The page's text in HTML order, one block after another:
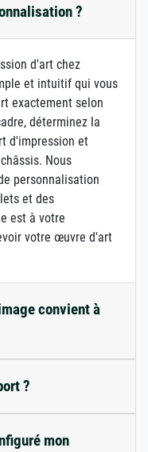
?
d'art chez
et intuitif qui vous
exactement selon
déterminez la
d'impression et
Nous
personnalisation
et des
est à votre
votre œuvre d'art
convient à
?
mon